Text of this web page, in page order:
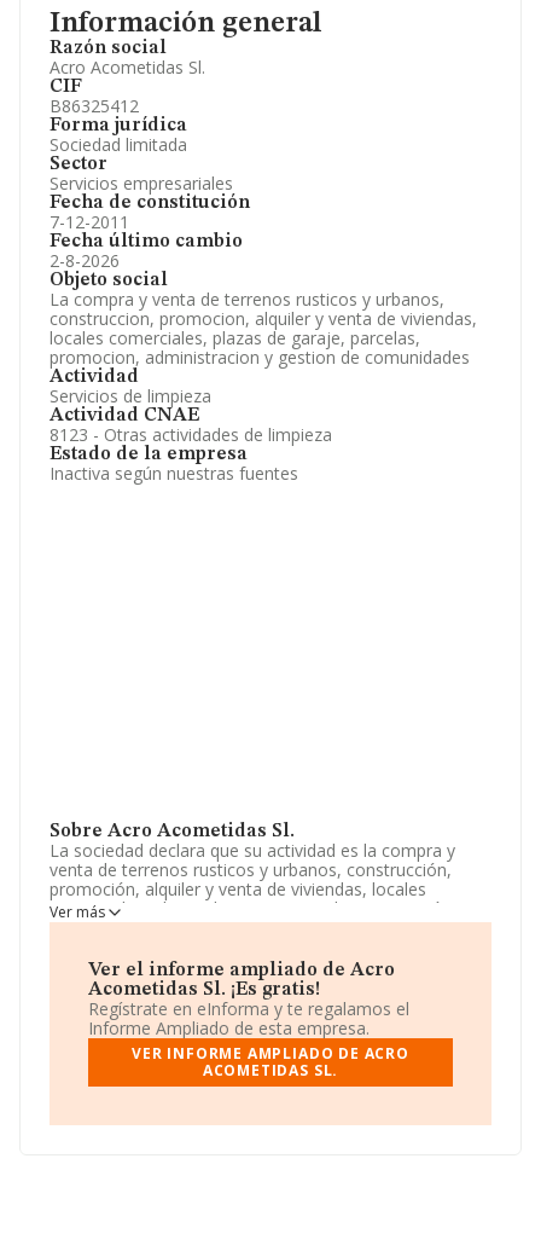
Información general
Razón social
Acro Acometidas Sl.
CIF
B86325412
Forma jurídica
Sociedad limitada
Sector
Servicios empresariales
Fecha de constitución
7-12-2011
Fecha último cambio
2-8-2026
Objeto social
La compra y venta de terrenos rusticos y urbanos,
construccion, promocion, alquiler y venta de viviendas,
locales comerciales, plazas de garaje, parcelas,
promocion, administracion y gestion de comunidades
Actividad
Servicios de limpieza
Actividad CNAE
8123 - Otras actividades de limpieza
Estado de la empresa
Inactiva según nuestras fuentes
Sobre Acro Acometidas Sl.
La sociedad declara que su actividad es la compra y
venta de terrenos rusticos y urbanos, construcción,
promoción, alquiler y venta de viviendas, locales
comerciales, plazas de garaje, parcelas, promoción,
administración y gestión de comunidades. La empresa
Limitada. Tiene CNAE: 8123 - '%cnae%'. No realiza
actividad de importación y/o exportación.
Para comunicarse con sus oficinas, el número de
teléfono es 916587979.
La sociedadAcro Acometidas S.L, con CIF
núm. 3 Nav 6, (28703), San Sebastian De Los Reyes,
Ver más
Ver el informe ampliado de Acro
Acometidas Sl. ¡Es gratis!
Regístrate en eInforma y te regalamos el
Informe Ampliado de esta empresa.
VER INFORME AMPLIADO DE ACRO
ACOMETIDAS SL.
Información oficial y registral complementaria.